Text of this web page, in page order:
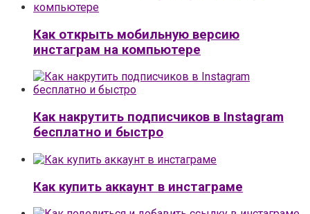
Как открыть мобильную версию
инстаграм на компьютере
Как накрутить подписчиков в Instagram
бесплатно и быстро
Как купить аккаунт в инстаграме